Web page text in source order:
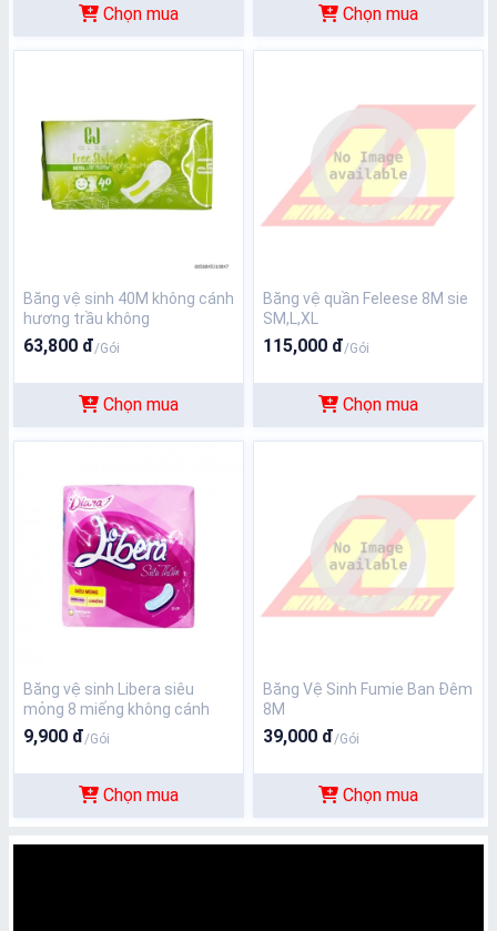
Chọn mua Chọn mua
Băng vệ sinh 40M không cánh
hương trầu không
63,800 đ/Gói
Chọn mua
Băng vệ quần Feleese 8M sie
SM,L,XL
115,000 đ/Gói
Chọn mua
Băng vệ sinh Libera siêu
mỏng 8 miếng không cánh
9,900 đ/Gói
Chọn mua
Băng Vệ Sinh Fumie Ban Đêm
8M
39,000 đ/Gói
Chọn mua